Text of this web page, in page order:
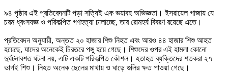
৯৪ পৃষ্ঠার এই প্রতিবেদনটি পড়া সত্যিই এক ভয়াবহ অভিজ্ঞতা। ইসরায়েল গাজায় যে
চরম ধ্বংসযজ্ঞ ও পরিকল্পিত গণহত্যা চালাচ্ছে, তার রোমহর্ষ বিবরণ রয়েছে এতে।
প্রতিবেদন অনুযায়ী, অন্তত ২০ হাজার শিশু নিহত এবং আরও ৪৪ হাজার শিশু আহত
হয়েছে, যাদের অনেকেই চিরতরে পঙ্গু হয়ে গেছে। শিশুদের ওপর এই হামলা কোনো
দুর্ঘটনাবশত ঘটনা নয়, এটি একটি পরিকল্পিত কৌশল। হতাহত ব্যক্তিদের শতকরা ২৭
ভাগই শিশু। নিহত অনেক ছেলের মাথায় ও ঘাড়ে গুলির ক্ষত পাওয়া গেছে।